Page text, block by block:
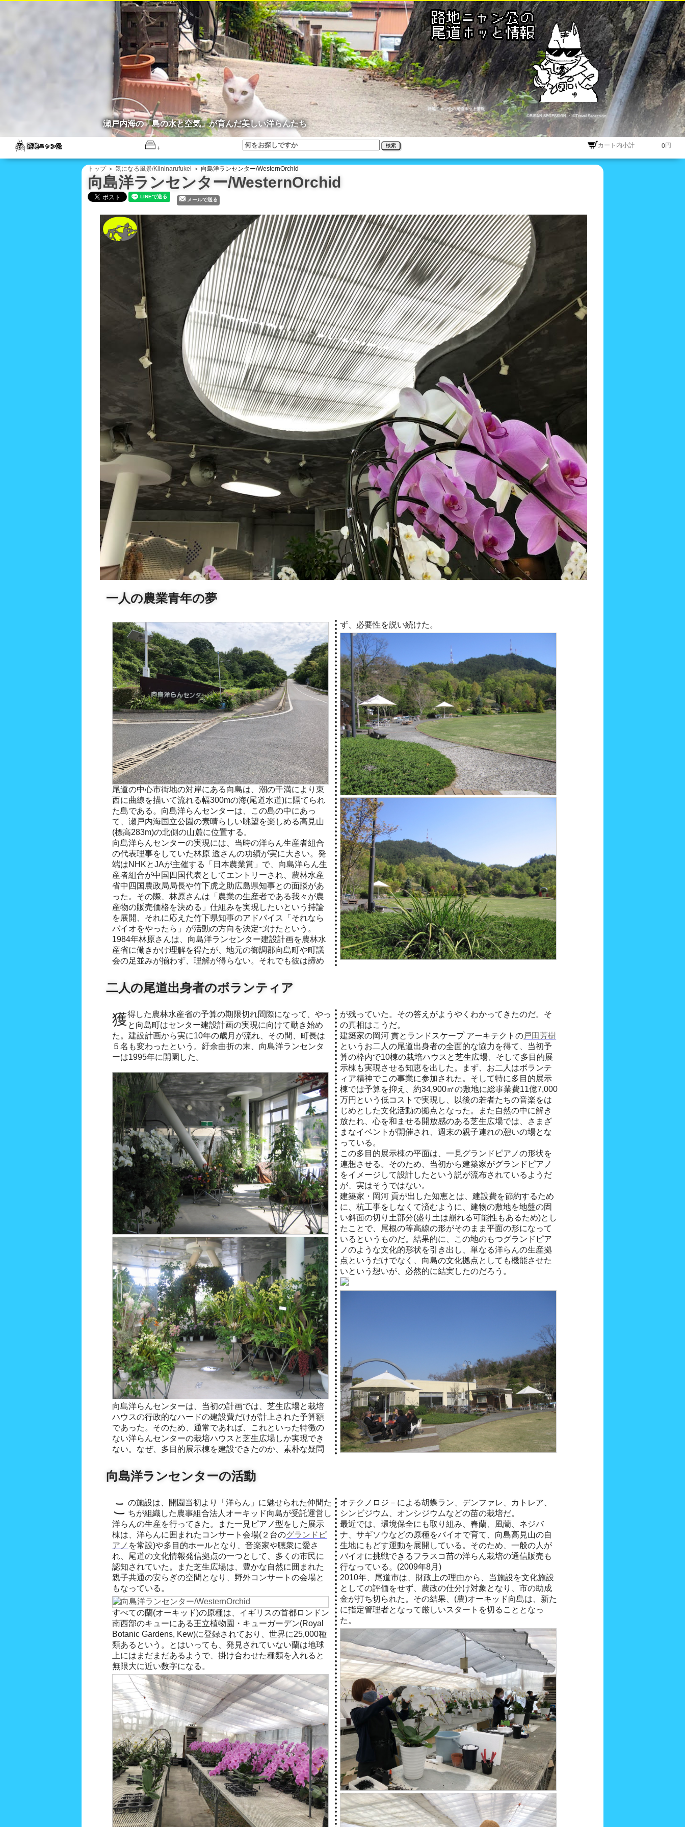
路地ニャン公の尾道ホット情報
©BISAN SECESSION・ ©Travel Secession
検索 カート内小計 円
瀬戸内海の「島の水と空気」が育んだ美しい洋らんたち
トップ＞ 気になる風景/Kiininarufukei ＞ 向島洋ランセンター/WesternOrchid
向島洋ランセンター/WesternOrchid
メールで送る
一人の農業青年の夢
尾道の中心市街地の対岸にある向島は、潮の干満により東
西に曲線を描いて流れる幅300mの海(尾道水道)に隔てられ
た島である。向島洋らんセンターは、この島の中にあっ
て、瀬戸内海国立公園の素晴らしい眺望を楽しめる高見山
(標高283m)の北側の山麓に位置する。
向島洋らんセンターの実現には、当時の洋らん生産者組合
の代表理事をしていた林原 透さんの功績が実に大きい。発
端はNHKとJAが主催する「日本農業賞」で、向島洋らん生
産者組合が中国四国代表としてエントリーされ、農林水産
省中四国農政局局長や竹下虎之助広島県知事との面談があ
った。その際、林原さんは「農業の生産者である我々が農
産物の販売価格を決める」仕組みを実現したいという持論
を展開、それに応えた竹下県知事のアドバイス「それなら
バイオをやったら」が活動の方向を決定づけたという。
1984年林原さんは、向島洋ランセンター建設計画を農林水
産省に働きかけ理解を得たが、地元の御調郡向島町や町議
会の足並みが揃わず、理解が得らない。それでも彼は諦め
ず、必要性を説い続けた。
二人の尾道出身者のボランティア
獲得した農林水産省の予算の期限切れ間際になって、やっ と向島町はセンター建設計画の実現に向けて動き始め
た。建設計画から実に10年の歳月が流れ、その間、町長は
５名も変わったという。紆余曲折の末、向島洋ランセンタ
ーは1995年に開園した。
向島洋らんセンターは、当初の計画では、芝生広場と栽培
ハウスの行政的なハードの建設費だけが計上された予算額
であった。そのため、通常であれば、これといった特徴の
ない洋らんセンターの栽培ハウスと芝生広場しか実現でき
ない。なぜ、多目的展示棟を建設できたのか、素朴な疑問
が残っていた。その答えがようやくわかってきたのだ。そ
の真相はこうだ。
建築家の岡河 貢とランドスケープ アーキテクトの戸田芳樹
というお二人の尾道出身者の全面的な協力を得て、当初予
算の枠内で10棟の栽培ハウスと芝生広場、そして多目的展
示棟も実現させる知恵を出した。まず、お二人はボランテ
ィア精神でこの事業に参加された。そして特に多目的展示
棟では予算を抑え、約34,900㎡の敷地に総事業費11億7,000
万円という低コストで実現し、以後の若者たちの音楽をは
じめとした文化活動の拠点となった。また自然の中に解き
放たれ、心を和ませる開放感のある芝生広場では、さまざ
まなイベントが開催され、週末の親子連れの憩いの場とな
っている。
この多目的展示棟の平面は、一見グランドピアノの形状を
連想させる。そのため、当初から建築家がグランドピアノ
をイメージして設計したという説が流布されているようだ
が、実はそうではない。
建築家・岡河 貢が出した知恵とは、建設費を節約するため
に、杭工事をしなくて済むように、建物の敷地を地盤の固
い斜面の切り土部分(盛り土は崩れる可能性もあるため)とし
たことで、尾根の等高線の形がそのまま平面の形になって
いるというものだ。結果的に、この地のもつグランドピア
ノのような文化的形状を引き出し、単なる洋らんの生産拠
点というだけでなく、向島の文化拠点としても機能させた
いという想いが、必然的に結実したのだろう。
向島洋ランセンターの活動
この施設は、開園当初より「洋らん」に魅せられた仲間た ちが組織した農事組合法人オーキッド向島が受託運営し
洋らんの生産を行ってきた。また一見ピアノ型をした展示
棟は、洋らんに囲まれたコンサート会場(２台のグランドピ
アノ を常設)や多目的ホールとなり、音楽家や聴衆に愛さ
れ、尾道の文化情報発信拠点の一つとして、多くの市民に
認知されていた。また芝生広場は、豊かな自然に囲まれた
親子共通の安らぎの空間となり、野外コンサートの会場と
もなっている。
すべての蘭(オーキッド)の原種は、イギリスの首都ロンドン
南西部のキューにある王立植物園・キューガーデン(Royal
Botanic Gardens, Kew)に登録されており、世界に25,000種
類あるという。とはいっても、発見されていない蘭は地球
上にはまだまだあるようで、掛け合わせた種類を入れると
無限大に近い数字になる。
オテクノロジ－による胡蝶ラン、デンファレ、カトレア、
シンビジウム、オンシジウムなどの苗の栽培だ。
最近では、環境保全にも取り組み、春蘭、風蘭、ネジバ
ナ、サギソウなどの原種をバイオで育て、向島高見山の自
生地にもどす運動を展開している。そのため、一般の人が
バイオに挑戦できるフラスコ苗の洋らん栽培の通信販売も
行なっている。(2009年8月)
2010年、尾道市は、財政上の理由から、当施設を文化施設
としての評価をせず、農政の仕分け対象となり、市の助成
金が打ち切られた。その結果、(農)オーキッド向島は、新た
に指定管理者となって厳しいスタートを切ることとなっ
た。